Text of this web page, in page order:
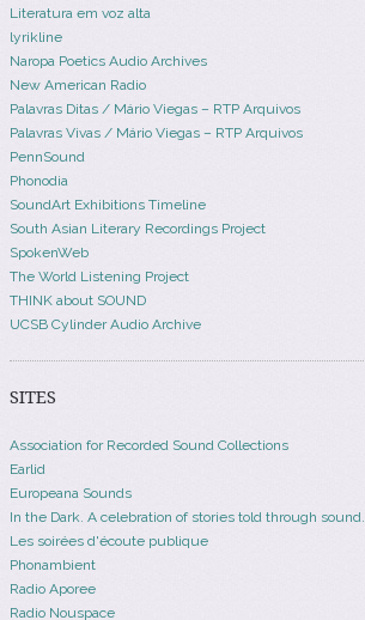
Literatura em voz alta
lyrikline
Naropa Poetics Audio Archives
New American Radio
Palavras Ditas / Mário Viegas – RTP Arquivos
Palavras Vivas / Mário Viegas – RTP Arquivos
PennSound
Phonodia
SoundArt Exhibitions Timeline
South Asian Literary Recordings Project
SpokenWeb
The World Listening Project
THINK about SOUND
UCSB Cylinder Audio Archive
SITES
Association for Recorded Sound Collections
Earlid
Europeana Sounds
In the Dark. A celebration of stories told through sound.
Les soirées d'écoute publique
Phonambient
Radio Aporee
Radio Nouspace